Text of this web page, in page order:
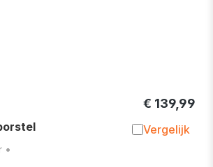
•
€ 139,99
Vergelijk